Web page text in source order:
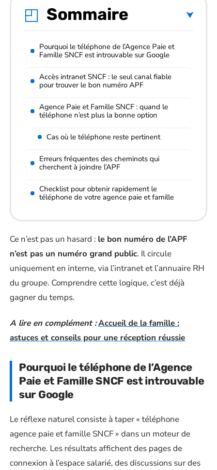
Sommaire
Pourquoi le téléphone de l’Agence Paie et
Famille SNCF est introuvable sur Google
Accès intranet SNCF : le seul canal fiable
pour trouver le bon numéro APF
Agence Paie et Famille SNCF : quand le
téléphone n’est plus la bonne option
Cas où le téléphone reste pertinent
Erreurs fréquentes des cheminots qui
cherchent à joindre l’APF
Checklist pour obtenir rapidement le
téléphone de votre agence paie et famille
Ce n’est pas un hasard : le bon numéro de l’APF
n’est pas un numéro grand public. Il circule
uniquement en interne, via l’intranet et l’annuaire RH
du groupe. Comprendre cette logique, c’est déjà
gagner du temps.
A lire en complément :Accueil de la famille :
astuces et conseils pour une réception réussie
Pourquoi le téléphone de l’Agence
Paie et Famille SNCF est introuvable
sur Google
Le réflexe naturel consiste à taper « téléphone
agence paie et famille SNCF » dans un moteur de
recherche. Les résultats affichent des pages de
connexion à l’espace salarié, des discussions sur des